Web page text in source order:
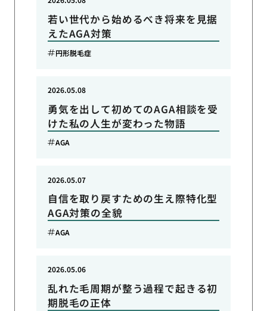
若い世代から始めるべき将来を見据
えたAGA対策
円形脱毛症
勇気を出して初めてのAGA相談を受
けた私の人生が変わった物語
2026.05.08
AGA
自信を取り戻すための生え際特化型
AGA対策の全貌
2026.05.07
AGA
乱れた毛周期が整う過程で起きる初
期脱毛の正体
2026.05.06